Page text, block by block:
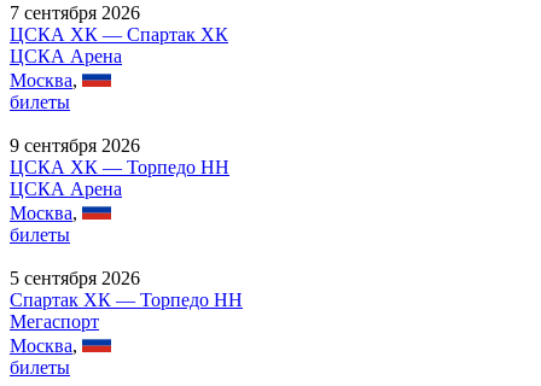
7 сентября 2026
ЦСКА ХК — Спартак ХК
ЦСКА Арена
Москва,
билеты
9 сентября 2026
ЦСКА ХК — Торпедо НН
ЦСКА Арена
Москва,
билеты
5 сентября 2026
Спартак ХК — Торпедо НН
Мегаспорт
Москва,
билеты